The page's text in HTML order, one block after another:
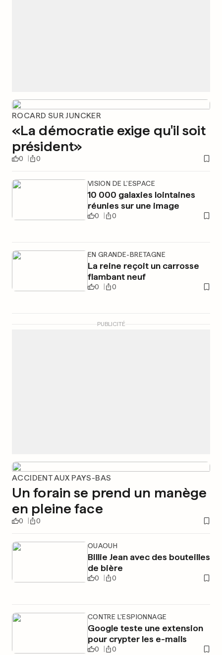
ROCARD SUR JUNCKER
«La démocratie exige qu'il soit
président»
0 0
VISION DE L'ESPACE
10 000 galaxies lointaines
réunies sur une image
0 0
EN GRANDE-BRETAGNE
La reine reçoit un carrosse
flambant neuf
0 0
PUBLICITÉ
ACCIDENT AUX PAYS-BAS
Un forain se prend un manège
en pleine face
0 0
OUAOUH
Billie Jean avec des bouteilles
de bière
0 0
CONTRE L'ESPIONNAGE
Google teste une extension
pour crypter les e-mails
0 0